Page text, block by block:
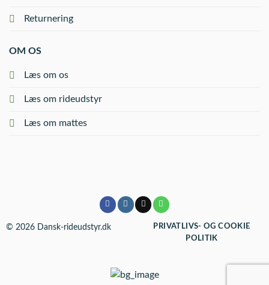
Returnering
OM OS
Læs om os
Læs om rideudstyr
Læs om mattes
© 2026 Dansk-rideudstyr.dk
PRIVATLIVS- OG COOKIE
POLITIK